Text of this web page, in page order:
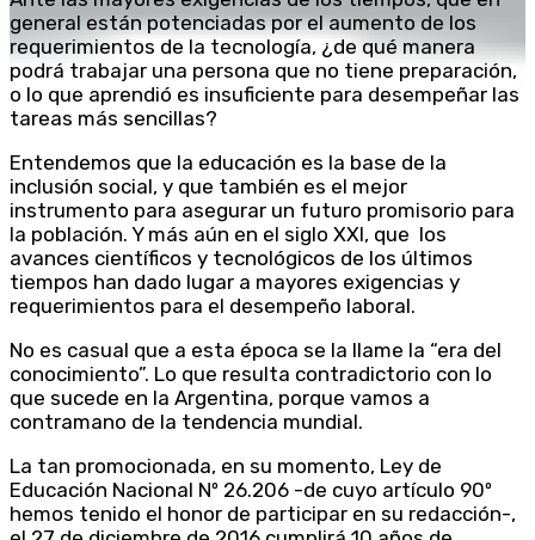
general están potenciadas por el aumento de los
requerimientos de la tecnología, ¿de qué manera
podrá trabajar una persona que no tiene preparación,
o lo que aprendió es insuficiente para desempeñar las
tareas más sencillas?
Entendemos que la educación es la base de la
inclusión social, y que también es el mejor
instrumento para asegurar un futuro promisorio para
la población. Y más aún en el siglo XXI, que los
avances científicos y tecnológicos de los últimos
tiempos han dado lugar a mayores exigencias y
requerimientos para el desempeño laboral.
No es casual que a esta época se la llame la “era del
conocimiento”. Lo que resulta contradictorio con lo
que sucede en la Argentina, porque vamos a
contramano de la tendencia mundial.
La tan promocionada, en su momento, Ley de
Educación Nacional Nº 26.206 -de cuyo artículo 90º
hemos tenido el honor de participar en su redacción-,